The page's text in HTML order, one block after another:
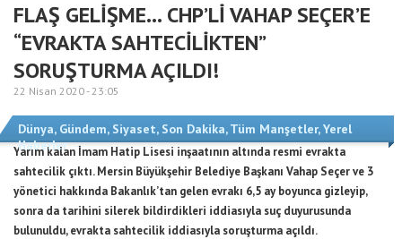
FLAŞ GELİŞME… CHP’Lİ VAHAP SEÇER’E
“EVRAKTA SAHTECİLİKTEN”
SORUŞTURMA AÇILDI!
22 Nisan 2020 -23:05
Dünya, Gündem, Siyaset, Son Dakika,Tüm Manşetler,Yerel
Haberler
Yarım kalan İmam Hatip Lisesi inşaatının altında resmi evrakta
sahtecilik çıktı. Mersin Büyükşehir Belediye Başkanı Vahap Seçer ve 3
yönetici hakkında Bakanlık’tan gelen evrakı 6,5 ay boyunca gizleyip,
sonra da tarihini silerek bildirdikleri iddiasıyla suç duyurusunda
bulunuldu, evrakta sahtecilik iddiasıyla soruşturma açıldı.